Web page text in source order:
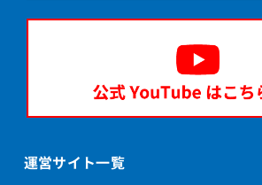
運営サイト一覧